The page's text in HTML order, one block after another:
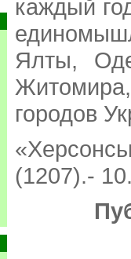
каждый
Ялты,
городов
(1207).-